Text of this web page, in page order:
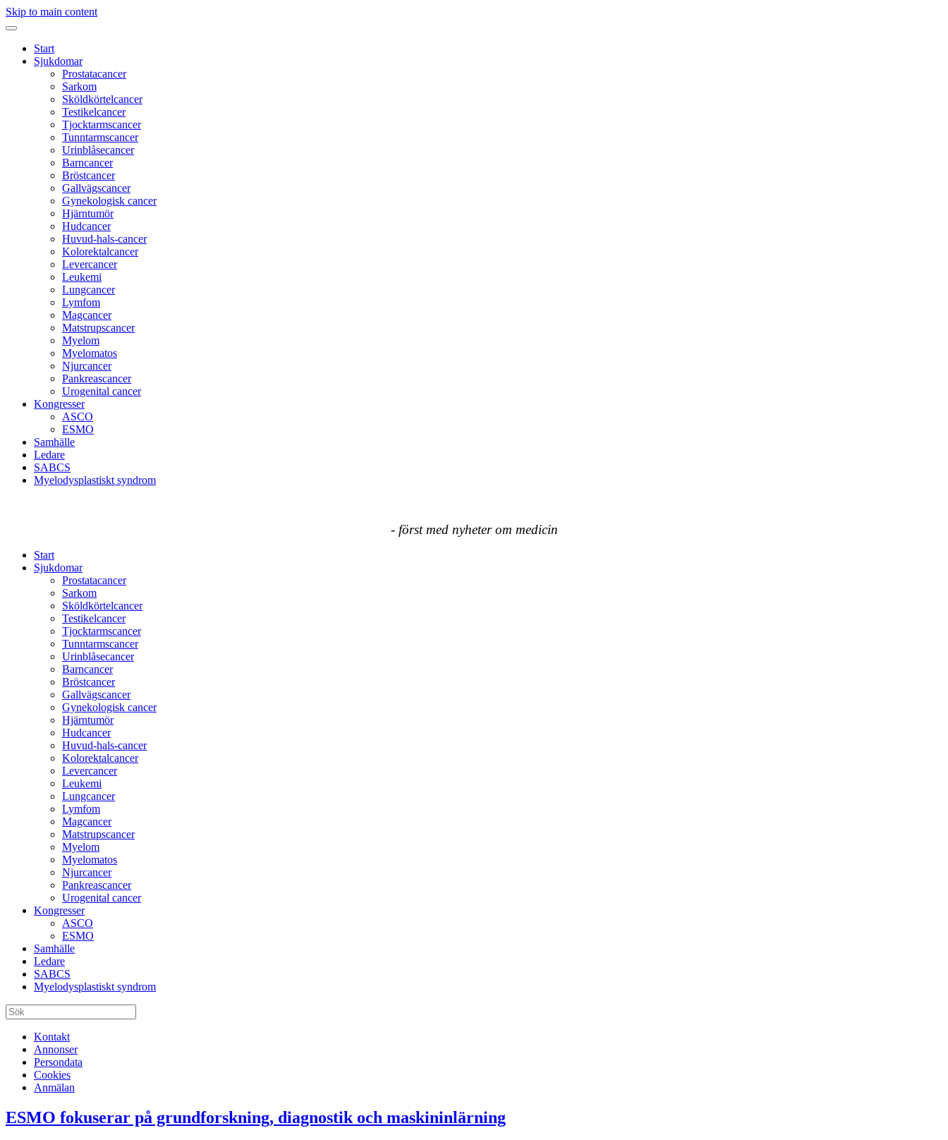
Skip to main content
Start
Sjukdomar
Prostatacancer
Sarkom
Sköldkörtelcancer
Testikelcancer
Tjocktarmscancer
Tunntarmscancer
Urinblåsecancer
Barncancer
Bröstcancer
Gallvägscancer
Gynekologisk cancer
Hjärntumör
Hudcancer
Huvud-hals-cancer
Kolorektalcancer
Levercancer
Leukemi
Lungcancer
Lymfom
Magcancer
Matstrupscancer
Myelom
Myelomatos
Njurcancer
Pankreascancer
Urogenital cancer
Kongresser
ASCO
ESMO
Samhälle
Ledare
SABCS
Myelodysplastiskt syndrom
- först med nyheter om medicin
Start
Sjukdomar
Prostatacancer
Sarkom
Sköldkörtelcancer
Testikelcancer
Tjocktarmscancer
Tunntarmscancer
Urinblåsecancer
Barncancer
Bröstcancer
Gallvägscancer
Gynekologisk cancer
Hjärntumör
Hudcancer
Huvud-hals-cancer
Kolorektalcancer
Levercancer
Leukemi
Lungcancer
Lymfom
Magcancer
Matstrupscancer
Myelom
Myelomatos
Njurcancer
Pankreascancer
Urogenital cancer
Kongresser
ASCO
ESMO
Samhälle
Ledare
SABCS
Myelodysplastiskt syndrom
Kontakt
Annonser
Persondata
Cookies
Anmälan
ESMO fokuserar på grundforskning, diagnostik och maskininlärning